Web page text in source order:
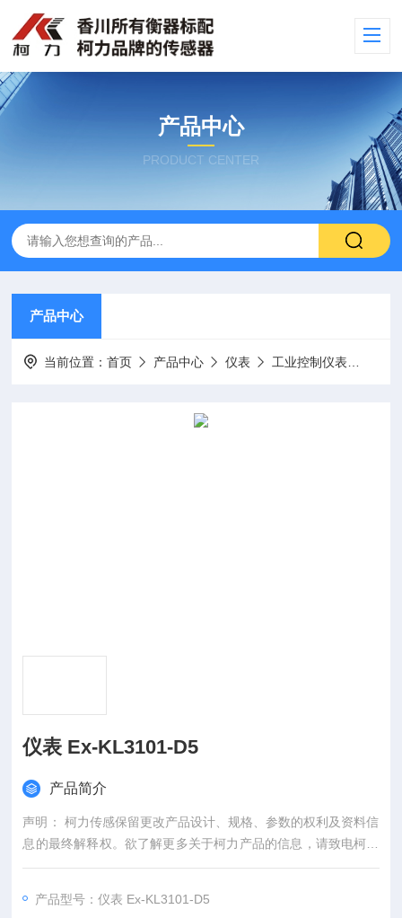
产品中心
PRODUCT CENTER
产品中心
当前位置：首页 产品中心 仪表 工业控制仪表
仪表 Ex-KL3101-D5
产品简介
声明： 柯力传感保留更改产品设计、规格、参数的权利及资料信
息的最终解释权。欲了解更多关于柯力产品的信息，请致电柯力
公司，索取更多详细的技术资料。
产品型号：仪表 Ex-KL3101-D5